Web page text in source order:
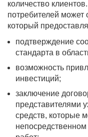
количество
потребителей может
который
подтверждение
стандарта в
возможность
инвестиций;
заключение
представителями
средств, которые